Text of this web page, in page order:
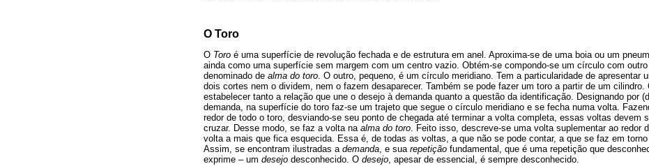
O Toro
O Toro é uma superfície de revolução fechada e de estrutura em anel. Aproxima-se de uma boia ou um
ainda como uma superfície sem margem com um centro vazio. Obtém-se compondo-se um círculo com
denominado de alma do toro. O outro, pequeno, é um círculo meridiano. Tem a particularidade de apresentar
dois cortes nem o dividem, nem o fazem desaparecer. Também se pode fazer um toro a partir de um cilindro.
estabelecer tanto a relação que une o desejo à demanda quanto a questão da identificação. Designando por
demanda, na superfície do toro faz-se um trajeto que segue o círculo meridiano e se fecha numa volta.
redor de todo o toro, desviando-se seu ponto de chegada até terminar a volta completa, essas voltas devem
cruzar. Desse modo, se faz a volta na alma do toro. Feito isso, descreve-se uma volta suplementar ao redor
volta a mais que fica esquecida. Essa é, de todas as voltas, a que não se pode contar, a que se faz em
Assim, se encontram ilustradas a demanda, e sua repetição fundamental, que é uma repetição que
exprime – um desejo desconhecido. O desejo, apesar de essencial, é sempre desconhecido.